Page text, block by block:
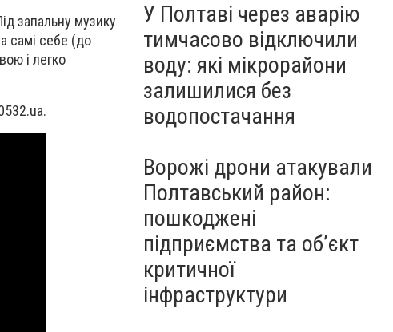
запальну музику
самі себе (до
і легко
ua.
У Полтаві через аварію
тимчасово відключили
воду: які мікрорайони
залишилися без
водопостачання
Ворожі дрони атакували
Полтавський район:
пошкоджені
підприємства та об’єкт
критичної
інфраструктури